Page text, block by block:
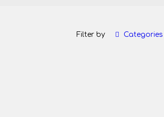
Filter by Categories